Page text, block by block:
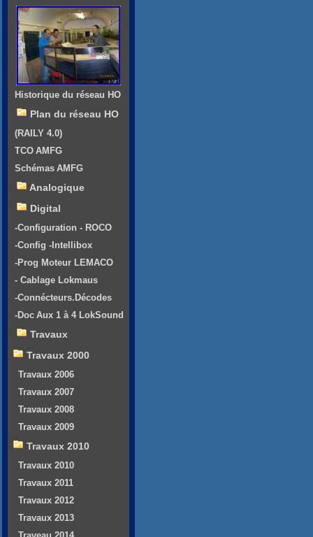
Historique du réseau HO
Plan du réseau HO
(RAILY 4.0)
TCO AMFG
Schémas AMFG
Analogique
Digital
-Configuration - ROCO
-Config -Intellibox
-Prog Moteur LEMACO
- Cablage Lokmaus
-Connécteurs.Décodes
-Doc Aux 1 à 4 LokSound
Travaux
Travaux 2000
Travaux 2006
Travaux 2007
Travaux 2008
Travaux 2009
Travaux 2010
Travaux 2010
Travaux 2011
Travaux 2012
Travaux 2013